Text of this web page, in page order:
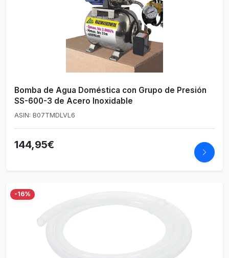
Bomba de Agua Doméstica con Grupo de Presión
SS-600-3 de Acero Inoxidable
ASIN: B07TMDLVL6
144,95€
-16%